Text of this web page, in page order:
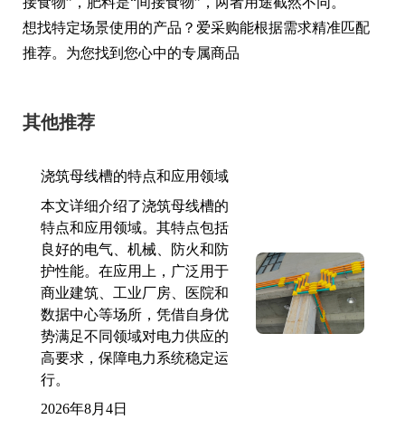
想找特定场景使用的产品？爱采购能根据需求精准匹配
推荐。为您找到您心中的专属商品
其他推荐
浇筑母线槽的特点和应用领域
本文详细介绍了浇筑母线槽的
特点和应用领域。其特点包括
良好的电气、机械、防火和防
护性能。在应用上，广泛用于
商业建筑、工业厂房、医院和
数据中心等场所，凭借自身优
势满足不同领域对电力供应的
高要求，保障电力系统稳定运
行。
2026年8月4日